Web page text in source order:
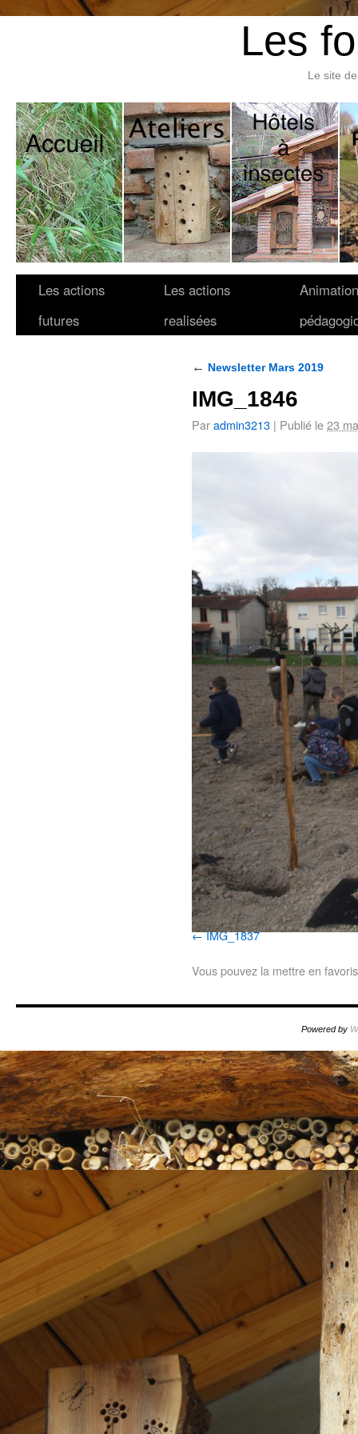
Les
Le site
Les actions
futures
Les actions
realisées
← Newsletter Mars 2019
IMG_1846
Paradmin3213 | Publié le23
IMG_1837
Vous pouvez la mettre en
Powered by